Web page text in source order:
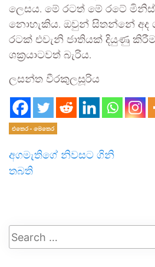
ලෙසය. මේ රටත් මේ රටේ
නොහැකිය. ඔවුන් සිතන්නේ අද
රටක් එවැනි ජාතියක් දියුණු
ශක්‍රයාටවත් බැරිය.
ලසන්ත වීරකුලසූරිය
එතෙර - මෙතෙර
අගමැතිගේ නිවසට ගිනි
තබති